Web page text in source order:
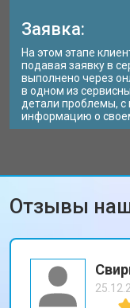
Заявка:
На этом этапе
подавая заявку в
выполнено через
в одном из
детали проблемы, с
информацию о
Отзывы